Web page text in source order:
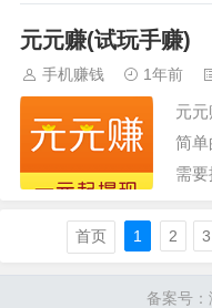
又
主或
次可
都
趣
元元赚(试玩手赚)
手机赚钱 1年前
元
简
需
到
多
下
首页 1 2 3
备案号